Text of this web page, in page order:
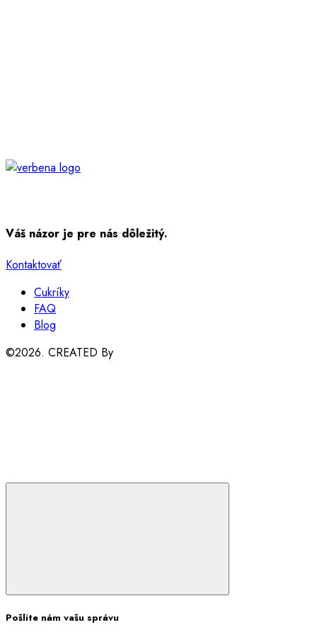
Váš názor je pre nás dôležitý.
Kontaktovať
Cukríky
FAQ
Blog
©2026. CREATED By
Pošlite nám vašu správu